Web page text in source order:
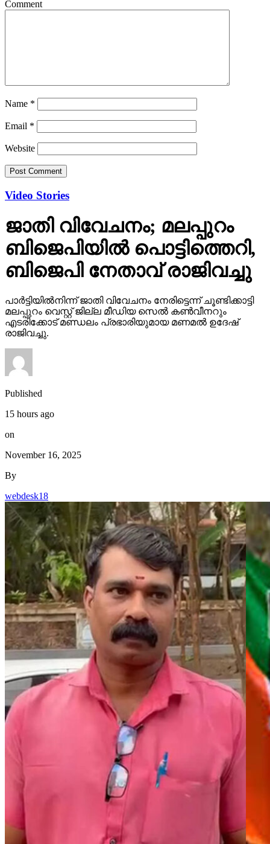
Comment
Name *
Email *
Website
Video Stories
ജാതി വിവേചനം; മലപ്പുറം
ബിജെപിയില്‍ പൊട്ടിത്തെറി,
ബിജെപി നേതാവ് രാജിവച്ചു
പാര്‍ട്ടിയില്‍നിന്ന് ജാതി വിവേചനം നേരിട്ടെന്ന് ചൂണ്ടിക്കാട്ടി
മലപ്പുറം വെസ്റ്റ് ജില്ല മീഡിയ സെല്‍ കണ്‍വീനറും
എടരിക്കോട് മണ്ഡലം പ്രഭാരിയുമായ മണമല്‍ ഉദേഷ്
രാജിവച്ചു.
Published
15 hours ago
on
November 16, 2025
By
webdesk18